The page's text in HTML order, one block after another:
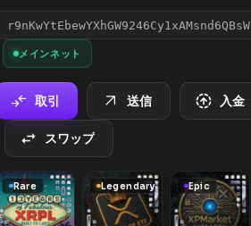
r9nKwYtEbewYXhGW9246Cy1xAMsnd6QBsW
メインネット
取引 送信 入金
スワップ
Rare Legendary Epic